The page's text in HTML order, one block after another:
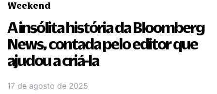
Weekend
A insólita história da Bloomberg
News, contada pelo editor que
ajudou a criá-la
17 de agosto de 2025